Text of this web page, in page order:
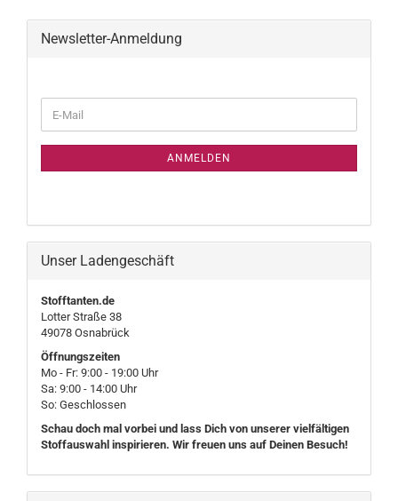
Newsletter-Anmeldung
ZUR
E-
Mail
ANMELDEN
Unser Ladengeschäft
Stofftanten.de
Lotter Straße 38
49078 Osnabrück
Öffnungszeiten
Mo - Fr: 9:00 - 19:00 Uhr
Sa: 9:00 - 14:00 Uhr
So: Geschlossen
Schau doch mal vorbei und lass Dich von unserer vielfältigen
Stoffauswahl inspirieren. Wir freuen uns auf Deinen Besuch!